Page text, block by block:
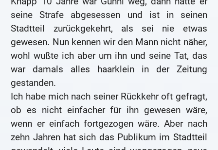
seine Strafe abgesessen und ist in seinen
Stadtteil zurückgekehrt, als sei nie etwas
gewesen. Nun kennen wir den Mann nicht näher,
wohl wußte ich aber um ihn und seine Tat, das
war damals alles haarklein in der Zeitung
gestanden.
Ich habe mich nach seiner Rückkehr oft gefragt,
ob es nicht einfacher für ihn gewesen wäre,
wenn er einfach fortgezogen wäre. Aber nach
zehn Jahren hat sich das Publikum im Stadtteil